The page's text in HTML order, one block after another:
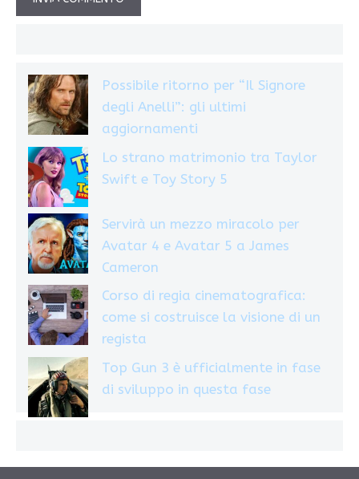
Possibile ritorno per “Il Signore
degli Anelli”: gli ultimi
aggiornamenti
Lo strano matrimonio tra Taylor
Swift e Toy Story 5
Servirà un mezzo miracolo per
Avatar 4 e Avatar 5 a James
Cameron
Corso di regia cinematografica:
come si costruisce la visione di un
regista
Top Gun 3 è ufficialmente in fase
di sviluppo in questa fase